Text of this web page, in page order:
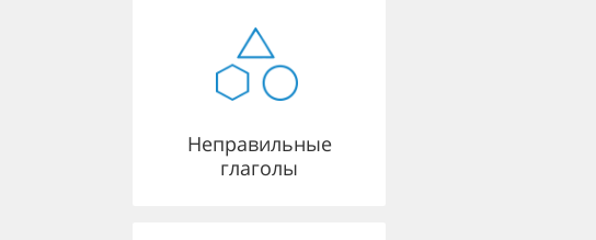
Неправильные
глаголы